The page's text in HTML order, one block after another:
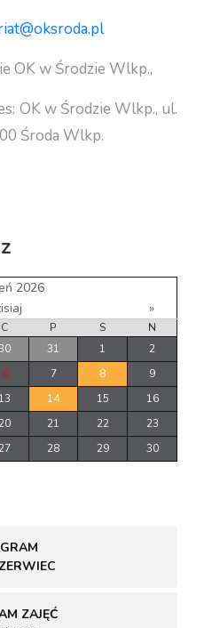
OK w Środzie Wlkp.,
OK w Środzie Wlkp., ul.
Środa Wlkp.
2026
»
C P S
N
31 1
2
6 7 8
9
13 14 15
16
20 21 22
23
27 28 29 30
ZAJĘĆ